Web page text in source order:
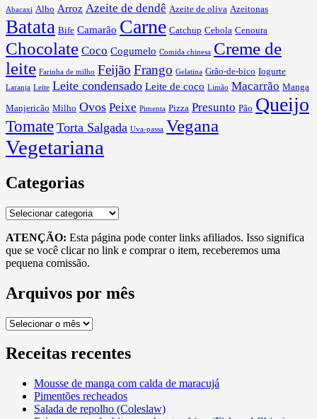
Abacaxi Alho Arroz Azeite de dendê Azeite de oliva Azeitonas
Batata Bife Camarão Carne Catchup Cebola Cenoura
Chocolate Coco Cogumelo Comida chinesa Creme de
leite Farinha de milho Feijão Frango Gelatina Grão-de-bico Iogurte
Laranja Leite Leite condensado Leite de coco Limão Macarrão Manga
Manjericão Milho Ovos Peixe Pimenta Pizza Presunto Pão Queijo
Tomate Torta Salgada Uva-passa Vegana
Vegetariana
Categorias
Categorias
ATENÇÃO: Esta página pode conter links afiliados. Isso significa
que se você clicar no link e comprar o item, receberemos uma
pequena comissão.
Arquivos por mês
Arquivos
mês
Receitas recentes
Mousse de manga com calda de maracujá
Pimentões recheados
Salada de repolho (Coleslaw)